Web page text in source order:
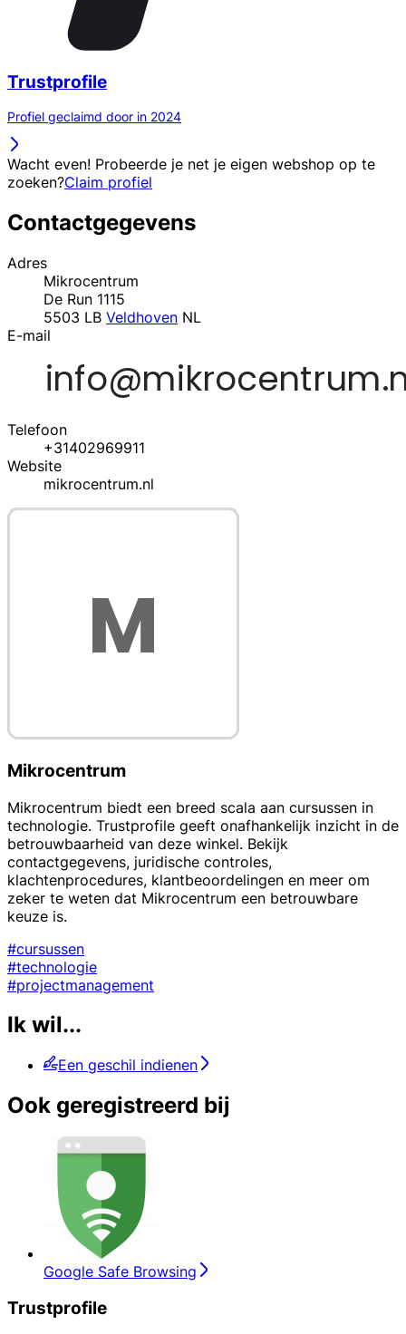
Trustprofile
Profiel geclaimd door in 2024
Wacht even! Probeerde je net je eigen webshop op te
zoeken?Claim profiel
Contactgegevens
Adres
Mikrocentrum
De Run 1115
5503 LB Veldhoven NL
E-mail
Telefoon
+31402969911
Website
mikrocentrum.nl
Mikrocentrum
Mikrocentrum biedt een breed scala aan cursussen in
technologie. Trustprofile geeft onafhankelijk inzicht in de
betrouwbaarheid van deze winkel. Bekijk
contactgegevens, juridische controles,
klachtenprocedures, klantbeoordelingen en meer om
zeker te weten dat Mikrocentrum een betrouwbare
keuze is.
#cursussen
#technologie
#projectmanagement
Ik wil...
Een geschil indienen
Ook geregistreerd bij
Google Safe Browsing
Trustprofile